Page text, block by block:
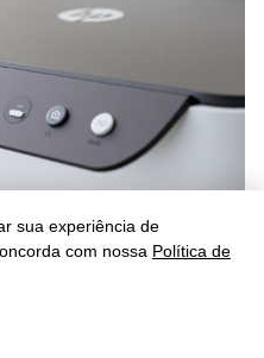
sua experiência de
com nossa Política de
2874 e o Cartucho